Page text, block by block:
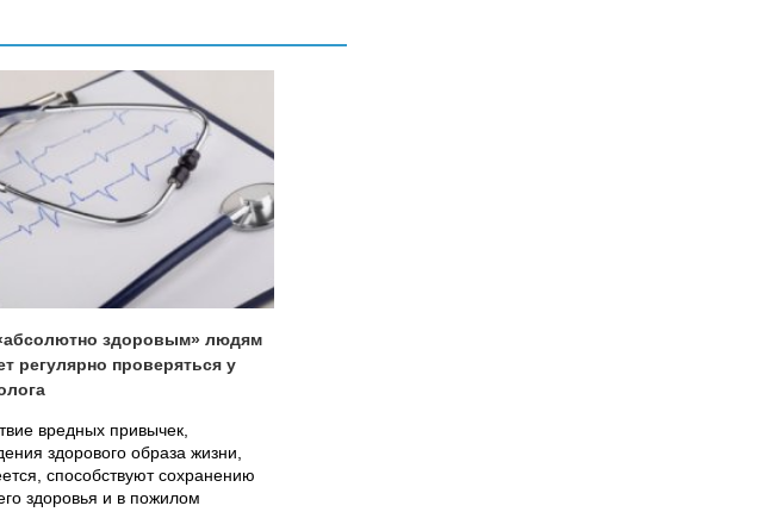
здоровым» людям
регулярно проверяться у
вредных привычек,
здорового образа жизни,
способствуют сохранению
здоровья и в пожилом